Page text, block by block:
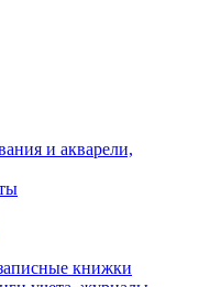
и акварели,
книжки